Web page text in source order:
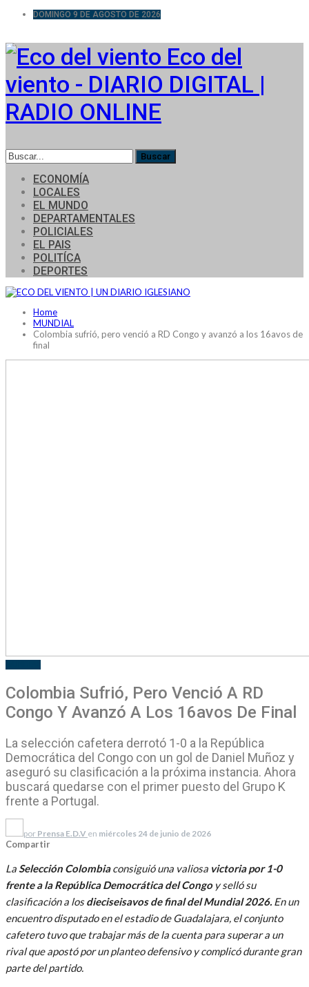
DOMINGO 9 DE AGOSTO DE 2026
Eco del
viento - DIARIO DIGITAL |
RADIO ONLINE
ECONOMÍA
LOCALES
EL MUNDO
DEPARTAMENTALES
POLICIALES
EL PAIS
POLITÍCA
DEPORTES
Home
MUNDIAL
Colombia sufrió, pero venció a RD Congo y avanzó a los 16avos de
final
Colombia Sufrió, Pero Venció A RD
Congo Y Avanzó A Los 16avos De Final
La selección cafetera derrotó 1-0 a la República
Democrática del Congo con un gol de Daniel Muñoz y
aseguró su clasificación a la próxima instancia. Ahora
buscará quedarse con el primer puesto del Grupo K
frente a Portugal.
por Prensa E.D.V en miércoles 24 de junio de 2026
Compartir
LaSelección Colombiaconsiguió una valiosa victoria por 1-0
frente a la República Democrática del Congoy selló su
clasificación a losdieciseisavos de final del Mundial 2026. En un
encuentro disputado en el estadio de Guadalajara, el conjunto
cafetero tuvo que trabajar más de la cuenta para superar a un
rival que apostó por un planteo defensivo y complicó durante gran
parte del partido.